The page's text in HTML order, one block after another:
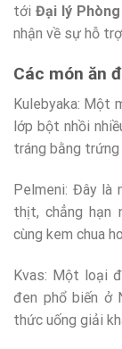
tới Đại lý
nhận về sự hỗ
Các món ăn
Kulebyaka: Một
lớp bột nhồi
tráng bằng trứng
Pelmeni: Đây là
thịt, chẳng hạn
cùng kem chua
Kvas: Một loại
đen phổ biến ở
thức uống giải